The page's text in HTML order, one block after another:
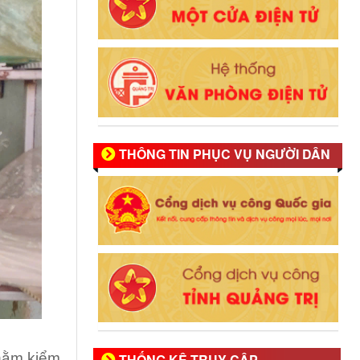
THÔNG TIN PHỤC VỤ NGƯỜI DÂN